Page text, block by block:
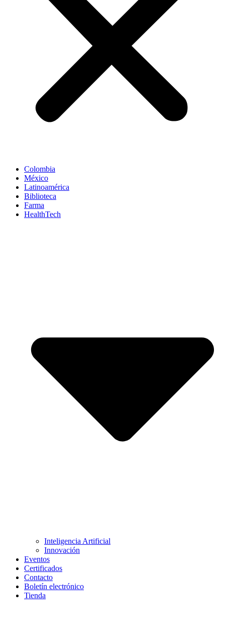
Colombia
México
Latinoamérica
Biblioteca
Farma
HealthTech
Inteligencia Artificial
Innovación
Eventos
Certificados
Contacto
Boletín electrónico
Tienda